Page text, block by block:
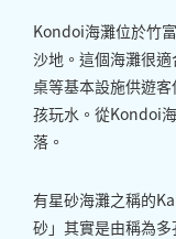
Kondoi海灘位於竹
沙地。這個海灘很
桌等基本設施供遊
孩玩水。從Kondoi
落。
有星砂海灘之稱的
砂」其實是由稱為